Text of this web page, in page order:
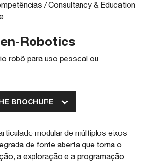
/Consultancy & Education
Robotics
robô para uso pessoal ou
BROCHURE
modular de múltiplos eixos
de fonte aberta que torna o
a exploração e a programação